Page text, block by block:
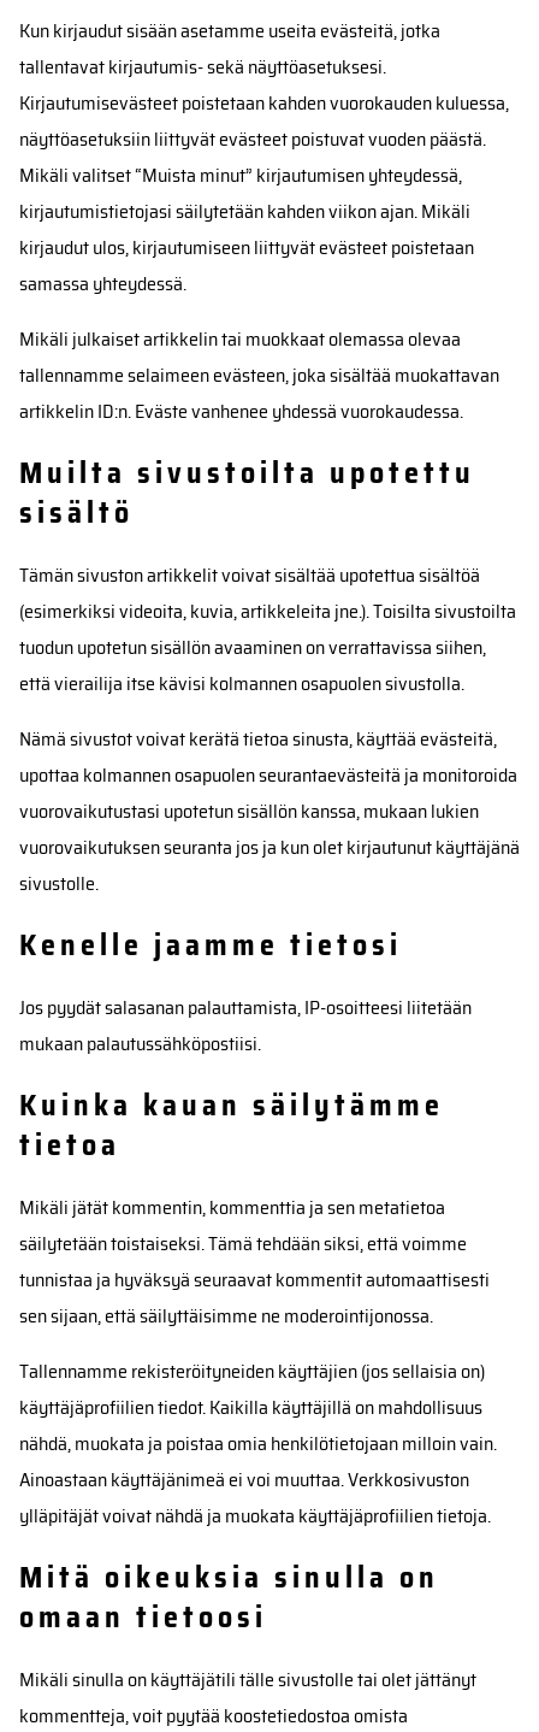
Kun kirjaudut sisään asetamme useita evästeitä, jotka
tallentavat kirjautumis- sekä näyttöasetuksesi.
Kirjautumisevästeet poistetaan kahden vuorokauden kuluessa,
näyttöasetuksiin liittyvät evästeet poistuvat vuoden päästä.
Mikäli valitset “Muista minut” kirjautumisen yhteydessä,
kirjautumistietojasi säilytetään kahden viikon ajan. Mikäli
kirjaudut ulos, kirjautumiseen liittyvät evästeet poistetaan
samassa yhteydessä.
Mikäli julkaiset artikkelin tai muokkaat olemassa olevaa
tallennamme selaimeen evästeen, joka sisältää muokattavan
artikkelin ID:n. Eväste vanhenee yhdessä vuorokaudessa.
Muilta sivustoilta upotettu
sisältö
Tämän sivuston artikkelit voivat sisältää upotettua sisältöä
(esimerkiksi videoita, kuvia, artikkeleita jne.). Toisilta sivustoilta
tuodun upotetun sisällön avaaminen on verrattavissa siihen,
että vierailija itse kävisi kolmannen osapuolen sivustolla.
Nämä sivustot voivat kerätä tietoa sinusta, käyttää evästeitä,
upottaa kolmannen osapuolen seurantaevästeitä ja monitoroida
vuorovaikutustasi upotetun sisällön kanssa, mukaan lukien
vuorovaikutuksen seuranta jos ja kun olet kirjautunut käyttäjänä
sivustolle.
Kenelle jaamme tietosi
Jos pyydät salasanan palauttamista, IP-osoitteesi liitetään
mukaan palautussähköpostiisi.
Kuinka kauan säilytämme
tietoa
Mikäli jätät kommentin, kommenttia ja sen metatietoa
säilytetään toistaiseksi. Tämä tehdään siksi, että voimme
tunnistaa ja hyväksyä seuraavat kommentit automaattisesti
sen sijaan, että säilyttäisimme ne moderointijonossa.
Tallennamme rekisteröityneiden käyttäjien (jos sellaisia on)
käyttäjäprofiilien tiedot. Kaikilla käyttäjillä on mahdollisuus
nähdä, muokata ja poistaa omia henkilötietojaan milloin vain.
Ainoastaan käyttäjänimeä ei voi muuttaa. Verkkosivuston
ylläpitäjät voivat nähdä ja muokata käyttäjäprofiilien tietoja.
Mitä oikeuksia sinulla on
omaan tietoosi
Mikäli sinulla on käyttäjätili tälle sivustolle tai olet jättänyt
kommentteja, voit pyytää koostetiedostoa omista